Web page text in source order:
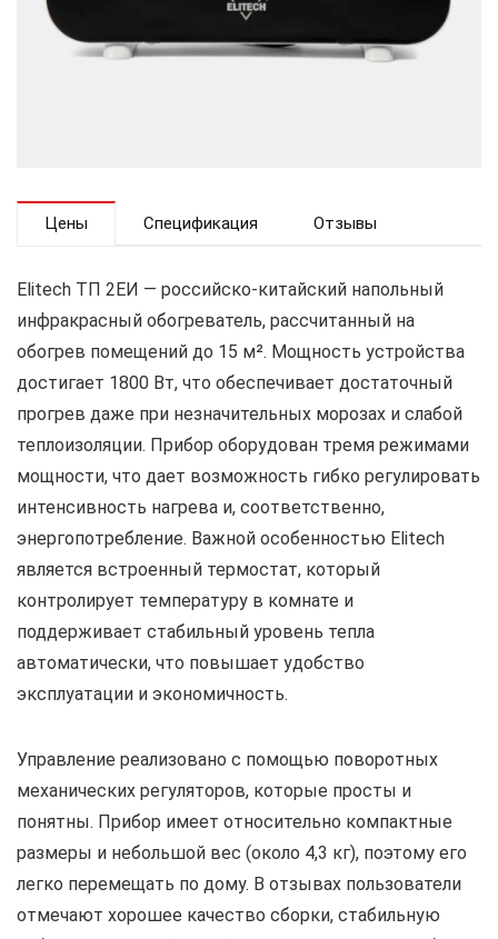
Цены Спецификация Отзывы
Elitech ТП 2ЕИ — российско-китайский напольный
инфракрасный обогреватель, рассчитанный на
обогрев помещений до 15 м². Мощность устройства
достигает 1800 Вт, что обеспечивает достаточный
прогрев даже при незначительных морозах и слабой
теплоизоляции. Прибор оборудован тремя режимами
мощности, что дает возможность гибко регулировать
интенсивность нагрева и, соответственно,
энергопотребление. Важной особенностью Elitech
является встроенный термостат, который
контролирует температуру в комнате и
поддерживает стабильный уровень тепла
автоматически, что повышает удобство
эксплуатации и экономичность.
Управление реализовано с помощью поворотных
механических регуляторов, которые просты и
понятны. Прибор имеет относительно компактные
размеры и небольшой вес (около 4,3 кг), поэтому его
легко перемещать по дому. В отзывах пользователи
отмечают хорошее качество сборки, стабильную